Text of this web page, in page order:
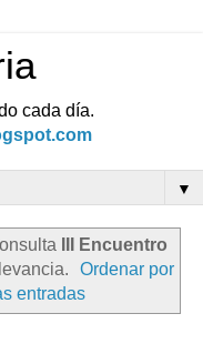
cada día.
▼
III Encuentro
Ordenar por
entradas